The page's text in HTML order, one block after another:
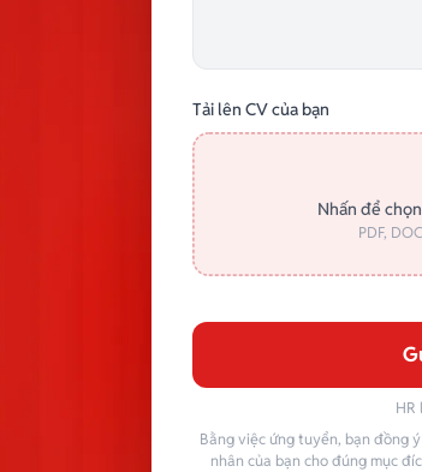
Tải lên CV của bạn
Nhấn để
PDF,
HR
Bằng việc ứng tuyển, bạn đồng
nhân của bạn cho đúng mục